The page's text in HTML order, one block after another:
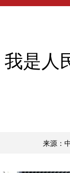
是人
来源：